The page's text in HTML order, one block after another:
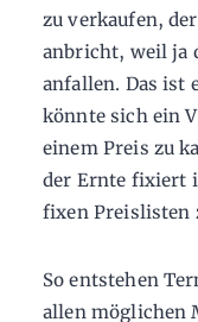
zu verkaufen,
anbricht, weil ja
anfallen. Das ist
könnte sich ein
einem Preis zu
der Ernte fixiert
fixen Preislisten
So entstehen
allen möglichen